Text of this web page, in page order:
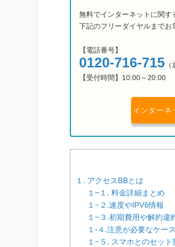
無料でインターネットに関す
下記のフリーダイヤルまでお
【電話番号】
0120-716-715
【受付時間】10:00～20:00
インターネ
１. アクセスBBとは
１−１. 料金詳細まとめ
１−２.速度やIPV6情報
１−３.初期費用や解約違
１-４.注意が必要なケース
１−５. スマホとのセッ